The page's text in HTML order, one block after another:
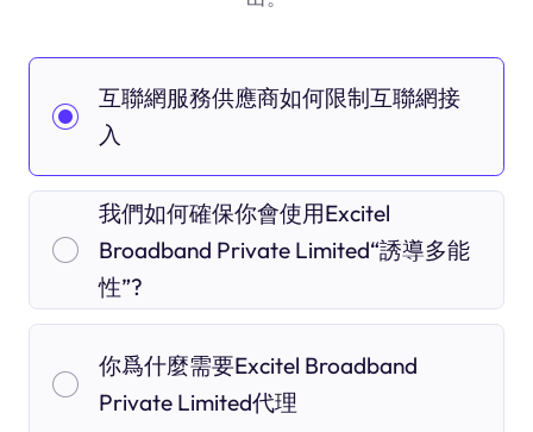
互聯網服務供應商如何限制互聯網接
入
我們如何確保你會使用Excitel
Broadband Private Limited“誘導多能
性”?
你爲什麼需要Excitel Broadband
Private Limited代理